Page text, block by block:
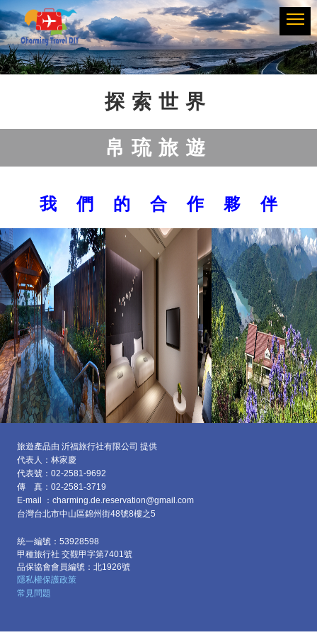
Previous Next
探索世界
帛琉旅遊
我 們 的 合 作 夥 伴
旅遊產品由 沂福旅行社有限公司 提供
代表人：林家慶
代表號：02-2581-9692
傳 真：02-2581-3719
E-mail ：charming.de.reservation@gmail.com
台灣台北市中山區錦州街48號8樓之5
統一編號：53928598
甲種旅行社 交觀甲字第7401號
品保協會會員編號：北1926號
隱私權保護政策
常見問題